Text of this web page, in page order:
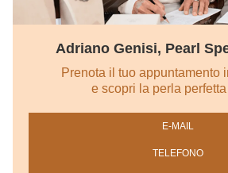
Adriano Genisi, Pearl
Prenota il tuo appuntamento
e scopri la perla perfetta
E‑MAIL
TELEFONO